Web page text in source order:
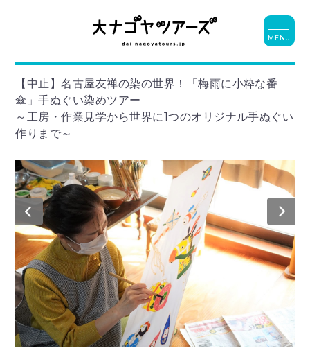
【中止】名古屋友禅の染の世界！「梅雨に小粋な番
傘」手ぬぐい染めツアー
～工房・作業見学から世界に1つのオリジナル手ぬぐい
作りまで～
MENU